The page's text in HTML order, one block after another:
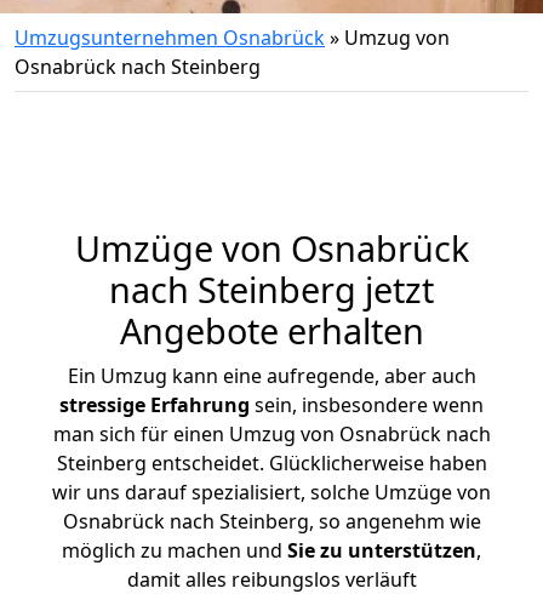
Umzugsunternehmen Osnabrück» Umzug von
Osnabrück nach Steinberg
Umzüge von Osnabrück
nach Steinberg jetzt
Angebote erhalten
Ein Umzug kann eine aufregende, aber auch
stressige Erfahrung sein, insbesondere wenn
man sich für einen Umzug von Osnabrück nach
Steinberg entscheidet. Glücklicherweise haben
wir uns darauf spezialisiert, solche Umzüge von
Osnabrück nach Steinberg, so angenehm wie
möglich zu machen und Sie zu unterstützen,
damit alles reibungslos verläuft